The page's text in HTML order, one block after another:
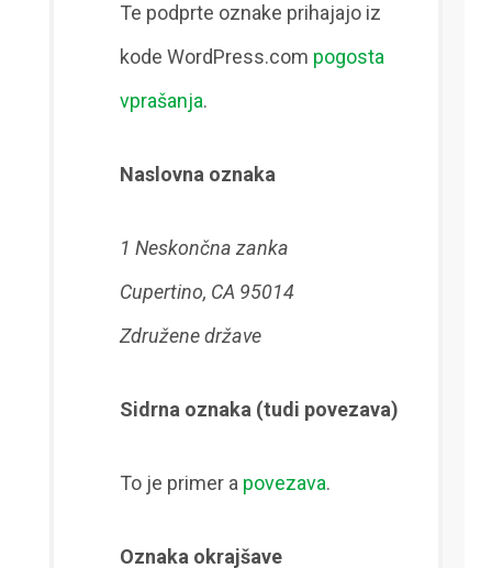
Te podprte oznake prihajajo iz
kode WordPress.com pogosta
vprašanja.
Naslovna oznaka
1 Neskončna zanka
Cupertino, CA 95014
Združene države
Sidrna oznaka (tudi povezava)
To je primer a povezava.
Oznaka okrajšave